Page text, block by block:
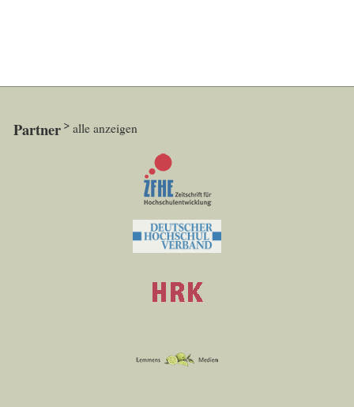
Partner alle anzeigen